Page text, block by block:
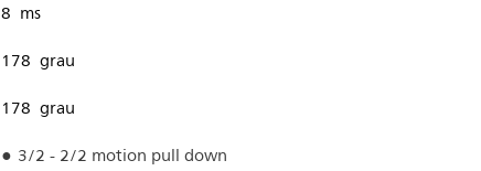
8 ms
178 grau
178 grau
3/2 - 2/2 motion pull down